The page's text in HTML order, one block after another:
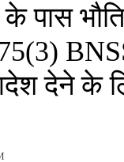
के पास
के लिए